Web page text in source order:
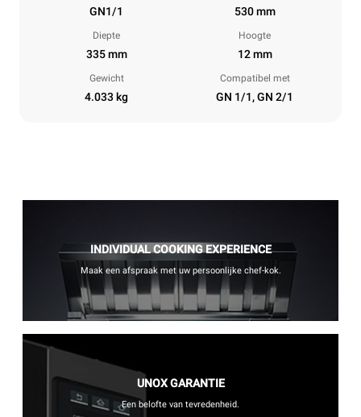
GN1/1 530 mm
Diepte
335 mm
Hoogte
12 mm
Gewicht
4.033 kg
Compatibel met
GN 1/1, GN 2/1
INDIVIDUAL COOKING EXPERIENCE
Maak een afspraak met uw persoonlijke chef-kok.
UNOX GARANTIE
Een belofte van tevredenheid.